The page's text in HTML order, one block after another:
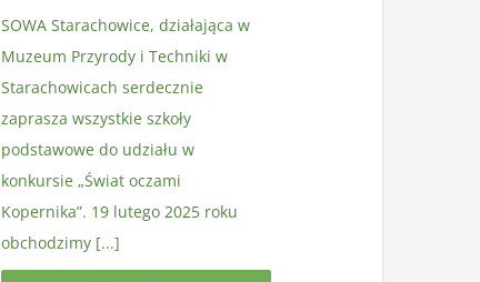
SOWA Starachowice, działająca w
Muzeum Przyrody i Techniki w
Starachowicach serdecznie
zaprasza wszystkie szkoły
podstawowe do udziału w
konkursie „Świat oczami
Kopernika”. 19 lutego 2025 roku
obchodzimy [...]